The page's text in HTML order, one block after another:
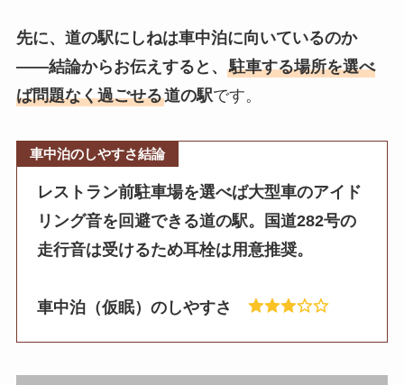
先に、道の駅にしねは車中泊に向いているのか
——結論からお伝えすると、 駐車する場所を選べ
ば問題なく過ごせる道の駅です。
車中泊のしやすさ結論
レストラン前駐車場を選べば大型車のアイド
リング音を回避できる道の駅。国道282号の
走行音は受けるため耳栓は用意推奨。
車中泊（仮眠）のしやすさ